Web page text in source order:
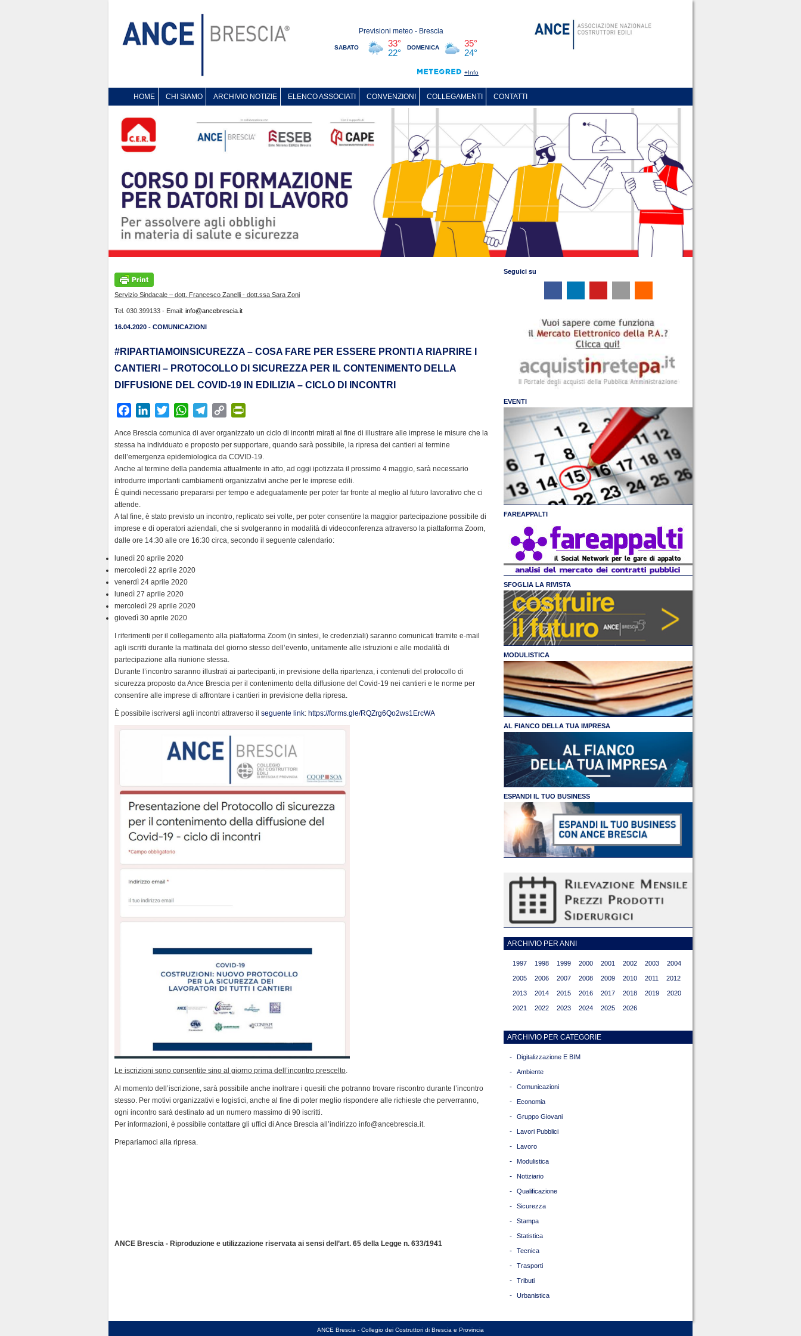
HOME CHI SIAMO ARCHIVIO NOTIZIE ELENCO ASSOCIATI CONVENZIONI COLLEGAMENTI CONTATTI
Servizio Sindacale – dott. Francesco Zanelli - dott.ssa Sara Zoni
Tel. 030.399133 - Email: info@ancebrescia.it
16.04.2020 - COMUNICAZIONI
#RIPARTIAMOINSICUREZZA – COSA FARE PER ESSERE PRONTI A RIAPRIRE I
CANTIERI – PROTOCOLLO DI SICUREZZA PER IL CONTENIMENTO DELLA
DIFFUSIONE DEL COVID-19 IN EDILIZIA – CICLO DI INCONTRI
c
e
b
o
o
k
n
k
e
d
I
i
t
t
e
r
W
a
t
s
A
p
l
e
g
r
a
C
p
y
L
i
n
i
n
t
F
r
e
n
Ance Brescia comunica di aver organizzato un ciclo di incontri mirati al fine di illustrare alle imprese le misure che la
stessa ha individuato e proposto per supportare, quando sarà possibile, la ripresa dei cantieri al termine
dell’emergenza epidemiologica da COVID-19.
Anche al termine della pandemia attualmente in atto, ad oggi ipotizzata il prossimo 4 maggio, sarà necessario
introdurre importanti cambiamenti organizzativi anche per le imprese edili.
È quindi necessario prepararsi per tempo e adeguatamente per poter far fronte al meglio al futuro lavorativo che ci
attende.
A tal fine, è stato previsto un incontro, replicato sei volte, per poter consentire la maggior partecipazione possibile di
imprese e di operatori aziendali, che si svolgeranno in modalità di videoconferenza attraverso la piattaforma Zoom,
dalle ore 14:30 alle ore 16:30 circa, secondo il seguente calendario:
lunedì 20 aprile 2020
mercoledì 22 aprile 2020
venerdì 24 aprile 2020
lunedì 27 aprile 2020
mercoledì 29 aprile 2020
giovedì 30 aprile 2020
I riferimenti per il collegamento alla piattaforma Zoom (in sintesi, le credenziali) saranno comunicati tramite e-mail
agli iscritti durante la mattinata del giorno stesso dell’evento, unitamente alle istruzioni e alle modalità di
partecipazione alla riunione stessa.
Durante l’incontro saranno illustrati ai partecipanti, in previsione della ripartenza, i contenuti del protocollo di
sicurezza proposto da Ance Brescia per il contenimento della diffusione del Covid-19 nei cantieri e le norme per
consentire alle imprese di affrontare i cantieri in previsione della ripresa.
È possibile iscriversi agli incontri attraverso il seguente link: https://forms.gle/RQZrg6Qo2ws1ErcWA
Le iscrizioni sono consentite sino al giorno prima dell’incontro prescelto
Al momento dell’iscrizione, sarà possibile anche inoltrare i quesiti che potranno trovare riscontro durante l’incontro
stesso. Per motivi organizzativi e logistici, anche al fine di poter meglio rispondere alle richieste che perverranno,
ogni incontro sarà destinato ad un numero massimo di 90 iscritti.
Per informazioni, è possibile contattare gli uffici di Ance Brescia all’indirizzo info@ancebrescia.it.
Prepariamoci alla ripresa.
ANCE Brescia - Riproduzione e utilizzazione riservata ai sensi dell’art. 65 della Legge n. 633/1941
Seguici su
EVENTI
FAREAPPALTI
SFOGLIA LA RIVISTA
MODULISTICA
AL FIANCO DELLA TUA IMPRESA
ESPANDI IL TUO BUSINESS
ARCHIVIO PER ANNI
1997 1998 1999 2000 2001 2002 2003 2004
2005 2006 2007 2008 2009 2010 2011 2012
2013 2014 2015 2016 2017 2018 2019 2020
2021 2022 2023 2024 2025 2026
ARCHIVIO PER CATEGORIE
- Digitalizzazione E BIM
- Ambiente
- Comunicazioni
- Economia
- Gruppo Giovani
- Lavori Pubblici
- Lavoro
- Modulistica
- Notiziario
- Qualificazione
- Sicurezza
- Stampa
- Statistica
- Tecnica
- Trasporti
- Tributi
- Urbanistica
ANCE Brescia - Collegio dei Costruttori di Brescia e Provincia